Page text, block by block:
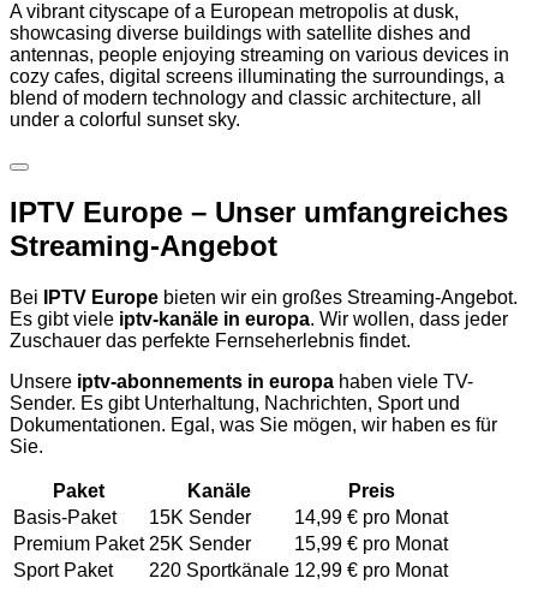
A vibrant cityscape of a European metropolis at dusk,
showcasing diverse buildings with satellite dishes and
antennas, people enjoying streaming on various devices in
cozy cafes, digital screens illuminating the surroundings, a
blend of modern technology and classic architecture, all
under a colorful sunset sky.
IPTV Europe – Unser umfangreiches
Streaming-Angebot
Bei IPTV Europe bieten wir ein großes Streaming-Angebot.
Es gibt viele iptv-kanäle in europa. Wir wollen, dass jeder
Zuschauer das perfekte Fernseherlebnis findet.
Unsere iptv-abonnements in europa haben viele TV-
Sender. Es gibt Unterhaltung, Nachrichten, Sport und
Dokumentationen. Egal, was Sie mögen, wir haben es für
Sie.
Paket Kanäle
Preis
Basis-Paket
15K Sender
14,99 € pro Monat
Premium Paket 25K Sender
15,99 € pro Monat
Sport Paket
220 Sportkänale 12,99 € pro Monat